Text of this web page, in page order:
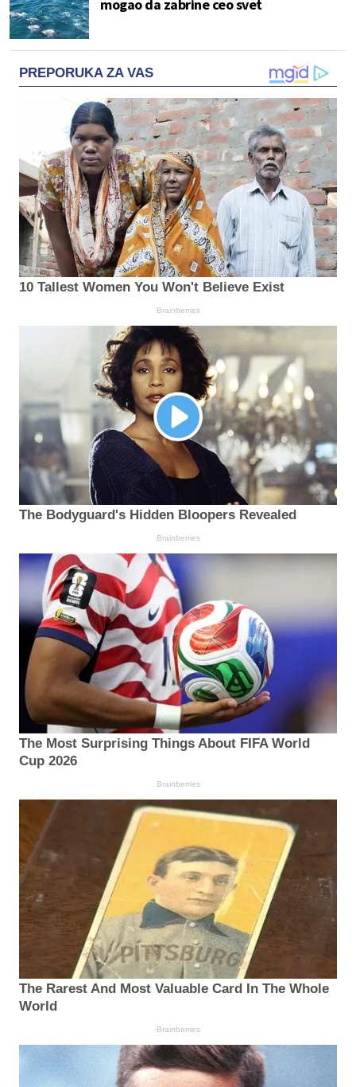
mogao da zabrine ceo svet
PREPORUKA ZA VAS
10 Tallest Women You Won't Believe Exist
Brainberries
The Bodyguard's Hidden Bloopers Revealed
Brainberries
The Most Surprising Things About FIFA World
Cup 2026
Brainberries
The Rarest And Most Valuable Card In The Whole
World
Brainberries